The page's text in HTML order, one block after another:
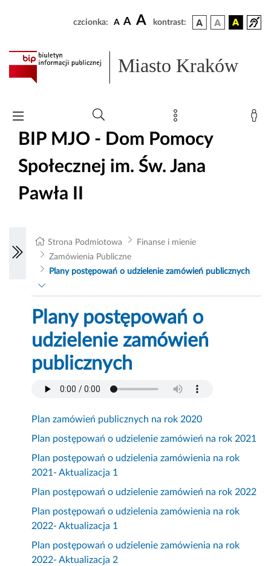
czcionka: A A A kontrast:
Miasto Kraków
BIP MJO - Dom Pomocy
Społecznej im. Św. Jana
Pawła II
Strona Podmiotowa
Finanse i mienie
Zamówienia Publiczne
Plany postępowań o udzielenie zamówień publicznych
Plany postępowań o
udzielenie zamówień
publicznych
Plan zamówień publicznych na rok 2020
Plan postępowań o udzielenie zamówień na rok 2021
Plan postępowań o udzielenia zamówienia na rok
2021- Aktualizacja 1
Plan postępowań o udzielenie zamówień na rok 2022
Plan postępowań o udzielenia zamówienia na rok
2022- Aktualizacja 1
Plan postępowań o udzielenie zamówienia na rok
2022- Aktualizacja 2